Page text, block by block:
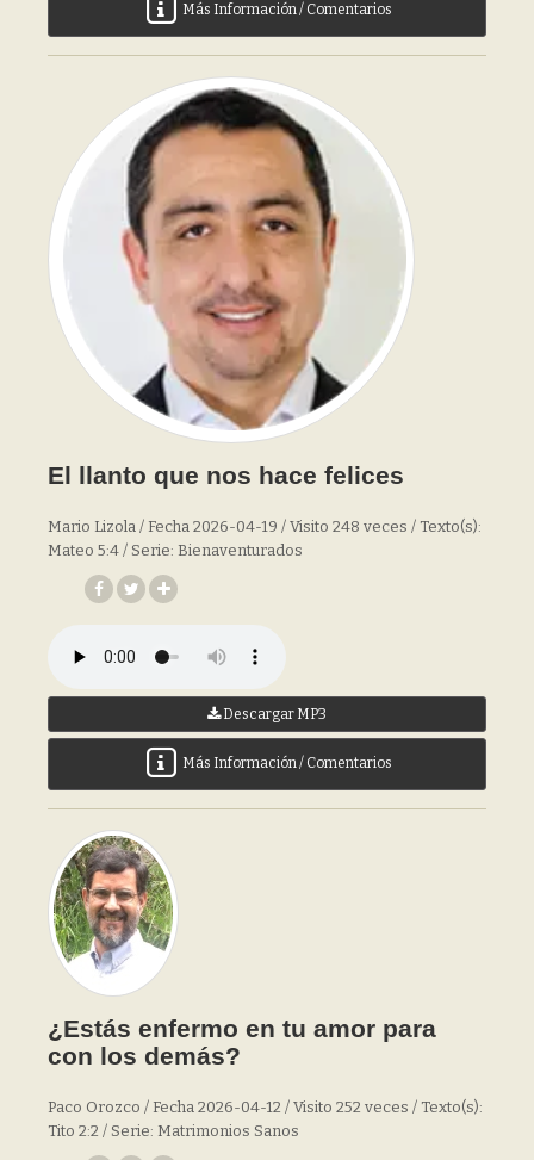
Más Información / Comentarios
El llanto que nos hace felices
Mario Lizola / Fecha 2026-04-19 / Visito 248 veces / Texto(s):
Mateo 5:4 / Serie: Bienaventurados
Descargar MP3
Más Información / Comentarios
¿Estás enfermo en tu amor para
con los demás?
Paco Orozco / Fecha 2026-04-12 / Visito 252 veces / Texto(s):
Tito 2:2 / Serie: Matrimonios Sanos